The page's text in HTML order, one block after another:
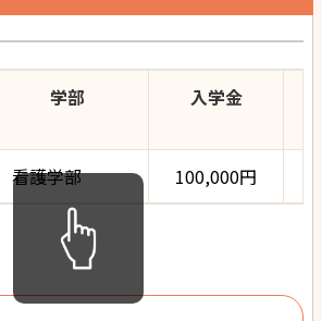
学部 入学金
看護学部 100,000円